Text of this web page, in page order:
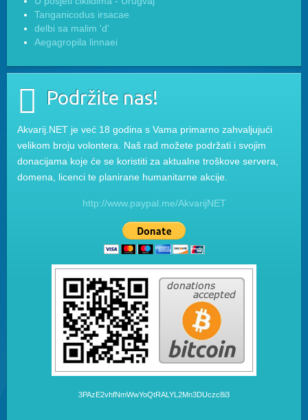
Tanganicodus irsacae
delbi sa malim 'd'
Aegagropila linnaei
Podržite nas!
Akvarij.NET je već 18 godina s Vama primarno zahvaljujući
velikom broju volontera. Naš rad možete podržati i svojim
donacijama koje će se koristiti za aktualne troškove servera,
domena, licenci te planirane humanitarne akcije.
http://www.paypal.me/AkvarijNET
3PAzE2vhfNmWwYoQtRALYL2Mn3DUczc8i3